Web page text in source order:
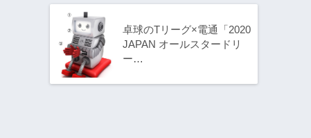
卓球のTリーグ×電通「2020
JAPAN オールスタードリ
ー…